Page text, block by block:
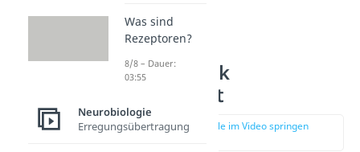
Rückenmark
Querschnitt
zur Stelle im Video springen
Was sind
Rezeptoren?
8/8 – Dauer:
03:55
Neurobiologie
Erregungsübertragung